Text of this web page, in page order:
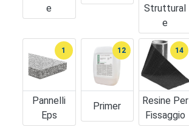
E
Struttural
E
Pannelli
Eps
1
Primer
12
Resine Per
Fissaggio
14